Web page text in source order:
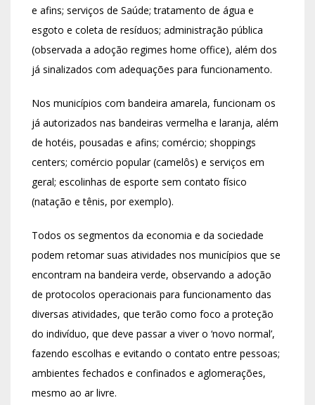
e afins; serviços de Saúde; tratamento de água e
esgoto e coleta de resíduos; administração pública
(observada a adoção regimes home office), além dos
já sinalizados com adequações para funcionamento.
Nos municípios com bandeira amarela, funcionam os
já autorizados nas bandeiras vermelha e laranja, além
de hotéis, pousadas e afins; comércio; shoppings
centers; comércio popular (camelôs) e serviços em
geral; escolinhas de esporte sem contato físico
(natação e tênis, por exemplo).
Todos os segmentos da economia e da sociedade
podem retomar suas atividades nos municípios que se
encontram na bandeira verde, observando a adoção
de protocolos operacionais para funcionamento das
diversas atividades, que terão como foco a proteção
do indivíduo, que deve passar a viver o ‘novo normal’,
fazendo escolhas e evitando o contato entre pessoas;
ambientes fechados e confinados e aglomerações,
mesmo ao ar livre.